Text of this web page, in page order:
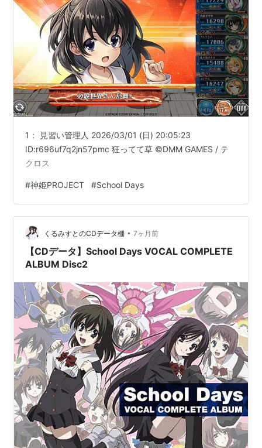
L×H(限定版)
出版社/メーカー:インターチャネル・
ホロン
発売日:2008/01/17
メディア:Video Game
購入: 1人クリック: 432回
この商品を含むブログ (43件) を見る
School Days OVAスペシャル 〜マジカルハート☆ここ
2008年3月28日発売。桂言葉の妹、心を主人公とした
パラレルワールドの番外編。
こころちゃん~(初回限定版)
[DVD]
出版社/メーカー:
タテインメント
2008/03/28
クリック: 27回
この商品を含むブログ (11件) を見る
School Days OVAスペシャル マ
ジカルハート☆こころちゃん(通
常版) [DVD]
出版社/メーカー:エイベックス・ピク
チャーズ
発売日:2008/03/26
メディア:DVD
クリック: 12回
この商品を含むブログ (4件) を見る
1： 見習い管理人 2026/03/01 (日) 20:05:23
ID:r696uf7q2jn57pmc 狂ってて草 ©DMM GAMES / テ
クロス
#神姫PROJECT #School Days
くるみすとのCDデータ棚 • 7ヶ月前
【CDデータ】School Days VOCAL COMPLETE
ALBUM Disc2